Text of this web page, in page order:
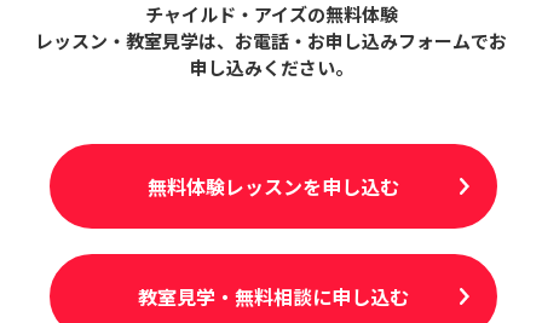
チャイルド・アイズの無料体験
レッスン・教室見学は、 お電話・お申し込みフォームでお
申し込みください。
無料体験レッスンを申し込む
教室見学・無料相談に申し込む